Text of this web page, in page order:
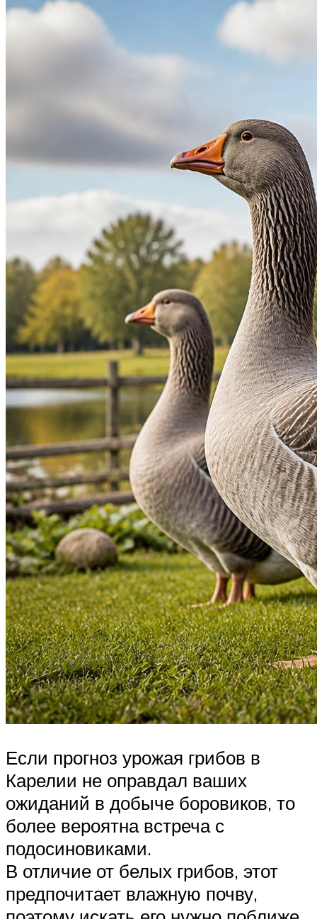
Если прогноз урожая грибов в
Карелии не оправдал ваших
ожиданий в добыче боровиков, то
более вероятна встреча с
подосиновиками.
В отличие от белых грибов, этот
предпочитает влажную почву,